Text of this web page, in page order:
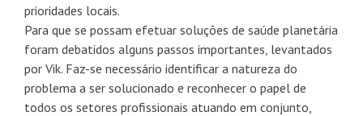
prioridades locais.
Para que se possam efetuar soluções de saúde planetária
foram debatidos alguns passos importantes, levantados
por Vik. Faz-se necessário identificar a natureza do
problema a ser solucionado e reconhecer o papel de
todos os setores profissionais atuando em conjunto,